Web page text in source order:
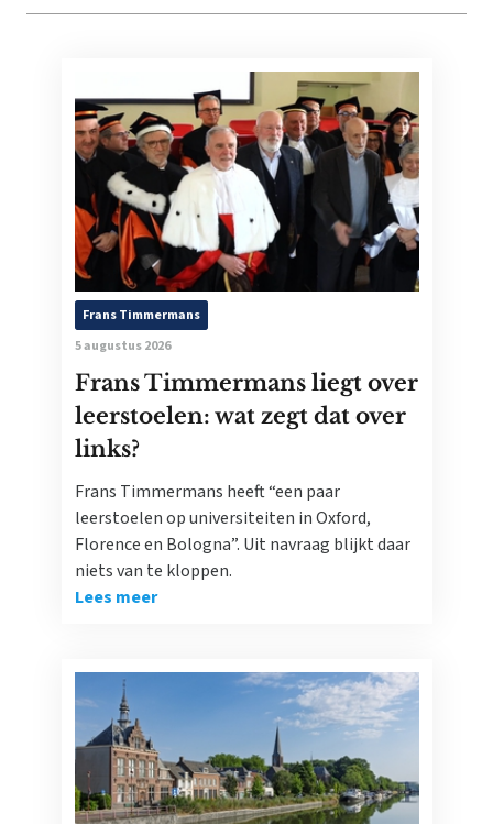
Frans Timmermans
5 augustus 2026
Frans Timmermans liegt over
leerstoelen: wat zegt dat over
links?
Frans Timmermans heeft “een paar
leerstoelen op universiteiten in Oxford,
Florence en Bologna”. Uit navraag blijkt daar
niets van te kloppen.
Lees meer